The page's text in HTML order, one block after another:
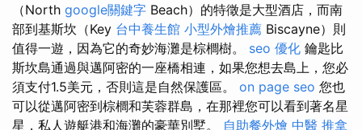
（North google關鍵字 Beach）的特徵是大型酒店，而南
部到基斯坎（Key 台中養生館 小型外燴推薦 Biscayne）則
值得一遊，因為它的奇妙海灘是棕櫚樹。 seo 優化 鑰匙比
斯坎島通過與邁阿密的一座橋相連，如果您想去島上，您必
須支付1.5美元，否則這是自然保護區。 on page seo 您也
可以從邁阿密到棕櫚和芙蓉群島，在那裡您可以看到著名星
星，私人遊艇港和海灘的豪華別墅。 自助餐外燴 中醫 推拿